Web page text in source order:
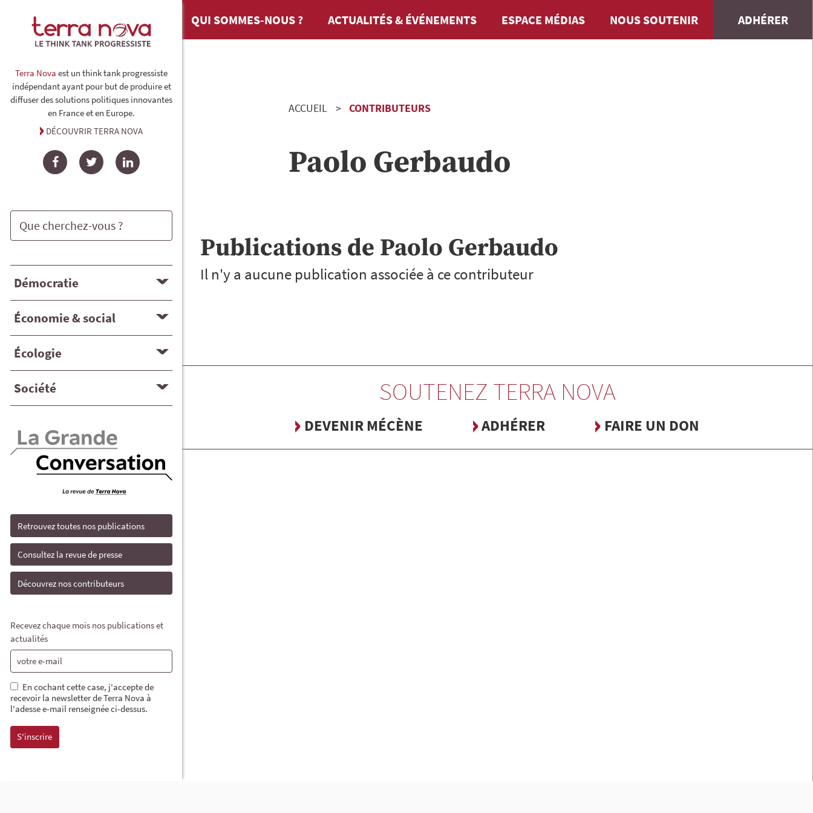
Terra Nova est un think tank progressiste
indépendant ayant pour but de produire et
diffuser des solutions politiques innovantes
en France et en Europe.
DÉCOUVRIR TERRA NOVA
FacebookTwitterLinkedIn
Démocratie
Économie & social
Écologie
Société
Retrouvez toutes nos publications
Consultez la revue de presse
Découvrez nos contributeurs
Recevez chaque mois nos publications et
actualités
En cochant cette case, j'accepte de
recevoir la newsletter de Terra Nova à
l'adesse e-mail renseignée ci-dessus.
QUI SOMMES-NOUS ? ACTUALITÉS & ÉVÉNEMENTS ESPACE MÉDIAS NOUS SOUTENIR ADHÉRER
ACCUEIL CONTRIBUTEURS
Paolo Gerbaudo
Publications de Paolo Gerbaudo
Il n'y a aucune publication associée à ce contributeur
SOUTENEZ TERRA NOVA
DEVENIR MÉCÈNE ADHÉRER FAIRE UN DON